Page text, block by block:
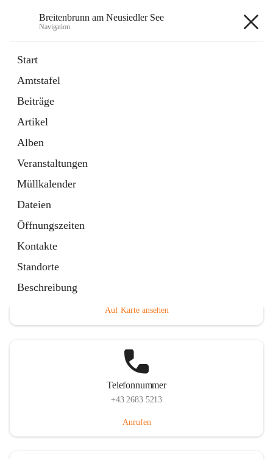
Breitenbrunn am Neusiedler See
Navigation
Start
Amtstafel
Beiträge
Artikel
Alben
Veranstaltungen
Müllkalender
Dateien
Öffnungszeiten
Kontakte
Standorte
Beschreibung
18 Schnellzugriffe
Gemeindeservice
Auf Karte ansehen
Telefonnummer
+43 2683 5213
Anrufen